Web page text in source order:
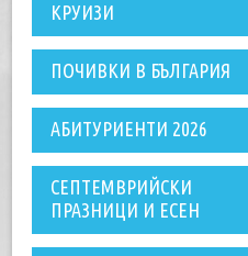
КРУИЗИ
ПОЧИВКИ В БЪЛГАРИЯ
АБИТУРИЕНТИ 2026
СЕПТЕМВРИЙСКИ
ПРАЗНИЦИ И ЕСЕН